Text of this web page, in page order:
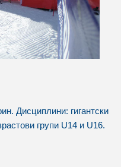
Дисциплини: гигантски
групи U14 и U16.